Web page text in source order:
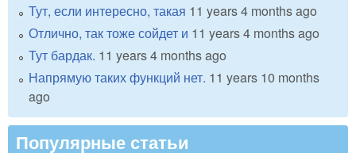
Тут, если интересно, такая 11 years 4 months ago
Отлично, так тоже сойдет и 11 years 4 months ago
Тут бардак. 11 years 4 months ago
Напрямую таких функций нет. 11 years 10 months
ago
Популярные статьи